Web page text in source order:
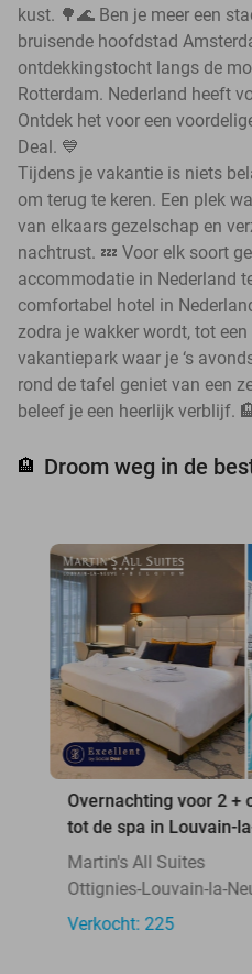
kust. 🌳🌊 Ben je meer een
bruisende hoofdstad
ontdekkingstocht langs de
Rotterdam. Nederland heeft
Ontdek het voor een
Deal. 💙
Tijdens je vakantie is niets
om terug te keren. Een plek
van elkaars gezelschap en
nachtrust. 💤 Voor elk soort
accommodatie in Nederland
comfortabel hotel in
zodra je wakker wordt, tot
vakantiepark waar je ‘s
rond de tafel geniet van een
beleef je een heerlijk verblijf.
🏨 Droom weg in de
Overnachting voor 2 +
tot de spa in Louvain-
Martin's All Suites
Ottignies-Louvain-la-
Verkocht: 225